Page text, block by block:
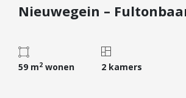
Kopen
Huren
Verhuren
Nieuwegein –
59 m2 wonen 2 kamers